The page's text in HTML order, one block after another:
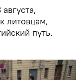
литовцам,
путь.